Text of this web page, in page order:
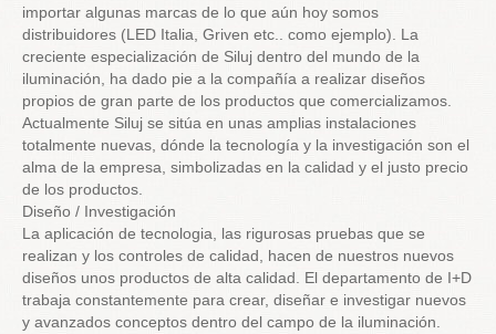
importar algunas marcas de lo que aún hoy somos
distribuidores (LED Italia, Griven etc.. como ejemplo). La
creciente especialización de Siluj dentro del mundo de la
iluminación, ha dado pie a la compañía a realizar diseños
propios de gran parte de los productos que comercializamos.
Actualmente Siluj se sitúa en unas amplias instalaciones
totalmente nuevas, dónde la tecnología y la investigación son el
alma de la empresa, simbolizadas en la calidad y el justo precio
de los productos.
Diseño / Investigación
La aplicación de tecnologia, las rigurosas pruebas que se
realizan y los controles de calidad, hacen de nuestros nuevos
diseños unos productos de alta calidad. El departamento de I+D
trabaja constantemente para crear, diseñar e investigar nuevos
y avanzados conceptos dentro del campo de la iluminación.